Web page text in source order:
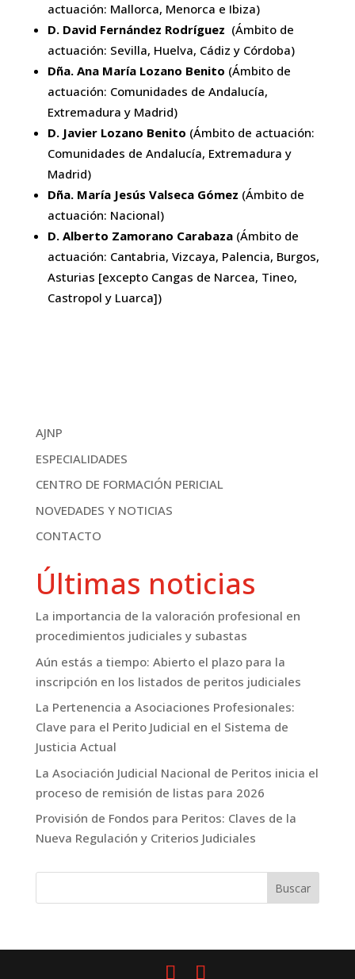
actuación: Mallorca, Menorca e Ibiza)
D. David Fernández Rodríguez (Ámbito de
actuación: Sevilla, Huelva, Cádiz y Córdoba)
Dña. Ana María Lozano Benito (Ámbito de
actuación: Comunidades de Andalucía,
Extremadura y Madrid)
D. Javier Lozano Benito (Ámbito de actuación:
Comunidades de Andalucía, Extremadura y
Madrid)
Dña. María Jesús Valseca Gómez (Ámbito de
actuación: Nacional)
D. Alberto Zamorano Carabaza (Ámbito de
actuación: Cantabria, Vizcaya, Palencia, Burgos,
Asturias [excepto Cangas de Narcea, Tineo,
Castropol y Luarca])
AJNP
ESPECIALIDADES
CENTRO DE FORMACIÓN PERICIAL
NOVEDADES Y NOTICIAS
CONTACTO
Últimas noticias
La importancia de la valoración profesional en
procedimientos judiciales y subastas
Aún estás a tiempo: Abierto el plazo para la
inscripción en los listados de peritos judiciales
La Pertenencia a Asociaciones Profesionales:
Clave para el Perito Judicial en el Sistema de
Justicia Actual
La Asociación Judicial Nacional de Peritos inicia el
proceso de remisión de listas para 2026
Provisión de Fondos para Peritos: Claves de la
Nueva Regulación y Criterios Judiciales